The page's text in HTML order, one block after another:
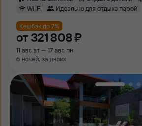
Wi-Fi
Идеально для отдыха парой
Кешбэк до 7%
от 321 ⁠808 ⁠₽
11 авг, вт — 17 авг, пн
6 ночей, за двоих